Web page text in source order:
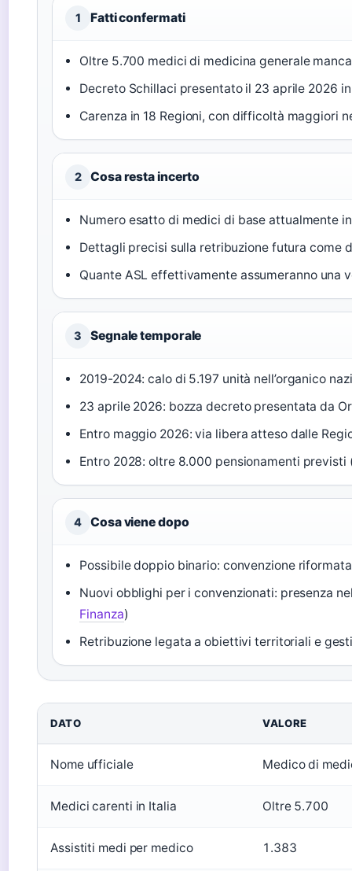
1 Fatti confermati
Oltre 5.700 medici di medicina generale
Decreto Schillaci presentato il 23 aprile 2026
Carenza in 18 Regioni, con difficoltà maggiori
2 Cosa resta incerto
Numero esatto di medici di base attualmente
Dettagli precisi sulla retribuzione futura come
Quante ASL effettivamente assumeranno una
3 Segnale temporale
2019-2024: calo di 5.197 unità nell’organico
23 aprile 2026: bozza decreto presentata da
Entro maggio 2026: via libera atteso dalle
Entro 2028: oltre 8.000 pensionamenti previsti
4 Cosa viene dopo
Possibile doppio binario: convenzione
Nuovi obblighi per i convenzionati: presenza
Finanza)
Retribuzione legata a obiettivi territoriali e
DATO VALORE
Nome ufficiale Medico di
Medici carenti in Italia Oltre 5.700
Assistiti medi per medico 1.383